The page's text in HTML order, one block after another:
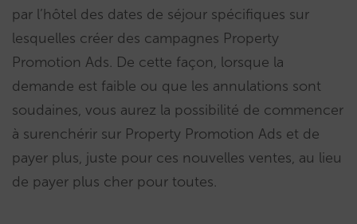
par l’hôtel des dates de séjour spécifiques sur
lesquelles créer des campagnes Property
Promotion Ads. De cette façon, lorsque la
demande est faible ou que les annulations sont
soudaines, vous aurez la possibilité de commencer
à surenchérir sur Property Promotion Ads et de
payer plus, juste pour ces nouvelles ventes, au lieu
de payer plus cher pour toutes.